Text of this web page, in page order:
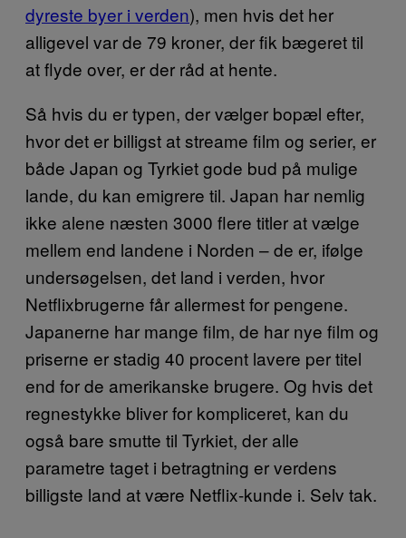
dyreste byer i verden), men hvis det her
alligevel var de 79 kroner, der fik bægeret til
at flyde over, er der råd at hente.
Så hvis du er typen, der vælger bopæl efter,
hvor det er billigst at streame film og serier, er
både Japan og Tyrkiet gode bud på mulige
lande, du kan emigrere til. Japan har nemlig
ikke alene næsten 3000 flere titler at vælge
mellem end landene i Norden – de er, ifølge
undersøgelsen, det land i verden, hvor
Netflixbrugerne får allermest for pengene.
Japanerne har mange film, de har nye film og
priserne er stadig 40 procent lavere per titel
end for de amerikanske brugere. Og hvis det
regnestykke bliver for kompliceret, kan du
også bare smutte til Tyrkiet, der alle
parametre taget i betragtning er verdens
billigste land at være Netflix-kunde i. Selv tak.